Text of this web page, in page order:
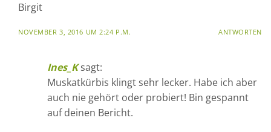
Birgit
NOVEMBER 3, 2016 UM 2:24 P.M. ANTWORTEN
Ines_K sagt:
Muskatkürbis klingt sehr lecker. Habe ich aber
auch nie gehört oder probiert! Bin gespannt
auf deinen Bericht.